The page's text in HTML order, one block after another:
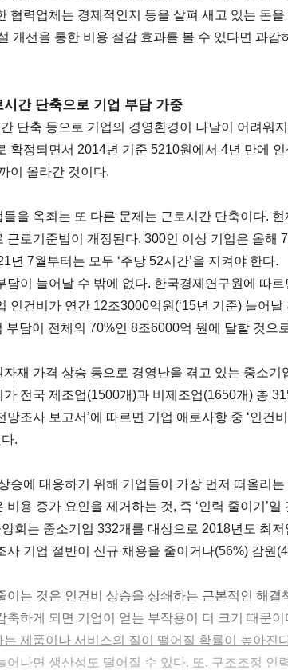
협력업체는 경제적인지 등을 살펴 새고 있는 돈
개선을 통한 비용 절감 효과를 볼 수 있다면 과감
간 단축으로 기업 부담 가중
단축 등으로 기업의 경영환경이 나날이 어려워
확정되면서 2014년 기준 5210원에서 4년 만에
이 올라간 것이다.
을 옥죄는 또 다른 문제는 근로시간 단축이다.
근로기준법이 개정된다. 300인 이상 기업은 올해
년 7월부터는 모두 ‘주당 52시간’을 지켜야 한다.
담이 늘어날 수 밖에 없다. 한국경제연구원에 따
인건비가 연간 12조3000억원(‘15년 기준) 늘어날
부담이 전체의 70%인 8조6000억 원에 달할 것으
재 가격 상승 등으로 경영난을 겪고 있는 중소기
전국 제조업(1500개)과 비제조업(1650개) 총
망조사 보고서’에 따르면 기업 애로사항 중 ‘인건
.
승에 대응하기 위해 기업들이 가장 먼저 떠올리
용 증가 요인을 제거하는 것, 즉 ‘인력 줄이기’일
회는 중소기업 332개를 대상으로 2018년도 최
사 기업 절반이 신규 채용을 줄이거나(56%) 감원
이는 것은 인건비 상승을 상쇄하는 근본적인 해결
축하게 되면 기업이 얻는 부작용이 더 크기 때문이
제품이나 서비스의 질이 떨어질 확률이 높아진
어나면 생산성도 떨어질 수 있다. 또, 구조조정 인